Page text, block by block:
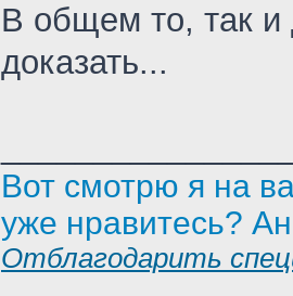
В общем то, так и
доказать...
Вот смотрю я на
уже нравитесь?
Отблагодарить